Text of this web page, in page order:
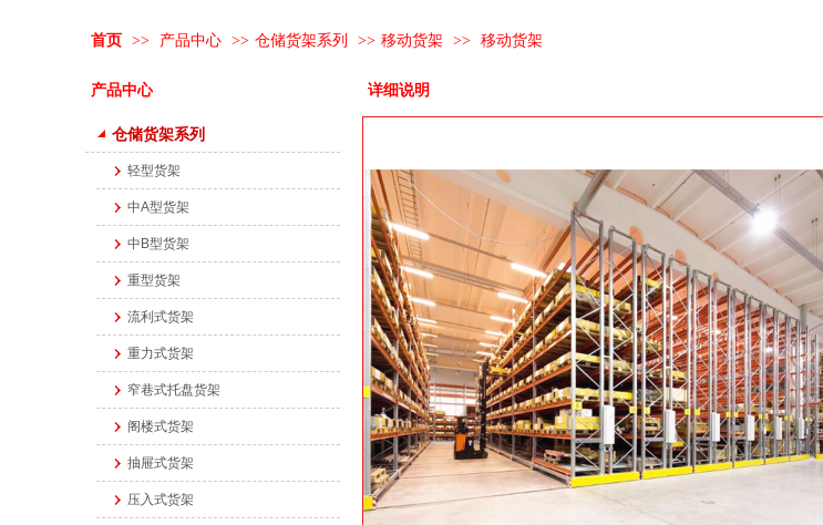
首页 >> 产品中心 >> 仓储货架系列 >> 移动货架 >> 移动货架
产品中心
仓储货架系列
轻型货架
中A型货架
中B型货架
重型货架
流利式货架
重力式货架
窄巷式托盘货架
阁楼式货架
抽屉式货架
压入式货架
详细说明